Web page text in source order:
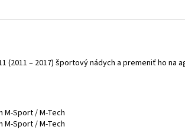
(2011 – 2017) športový nádych a premeniť ho na
M-Sport / M-Tech
M-Sport / M-Tech